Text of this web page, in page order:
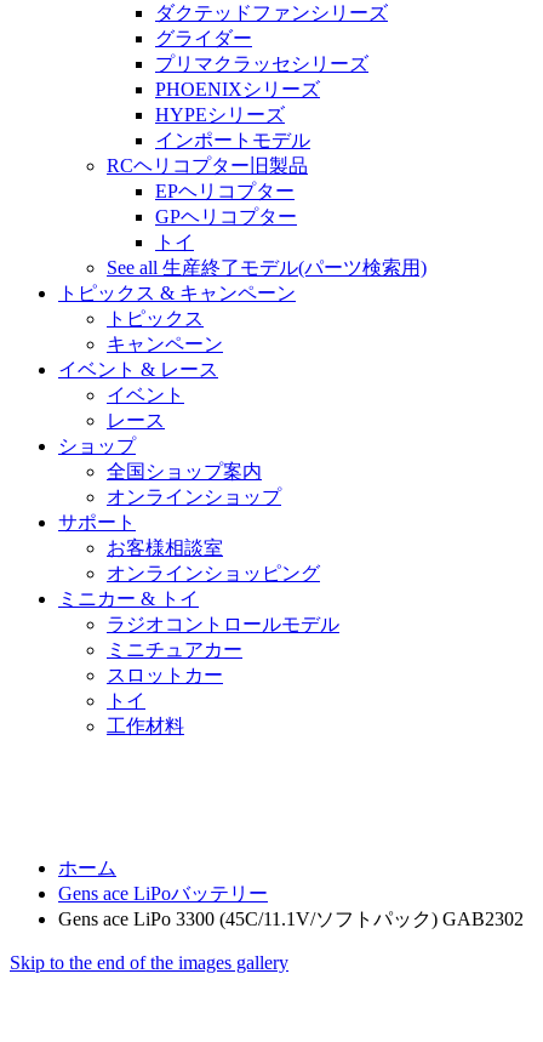
ダクテッドファンシリーズ
グライダー
プリマクラッセシリーズ
PHOENIXシリーズ
HYPEシリーズ
インポートモデル
RCヘリコプター旧製品
EPヘリコプター
GPヘリコプター
トイ
See all 生産終了モデル(パーツ検索用)
トピックス & キャンペーン
トピックス
キャンペーン
イベント & レース
イベント
レース
ショップ
全国ショップ案内
オンラインショップ
サポート
お客様相談室
オンラインショッピング
ミニカー & トイ
ラジオコントロールモデル
ミニチュアカー
スロットカー
トイ
工作材料
ホーム
Gens ace LiPoバッテリー
Gens ace LiPo 3300 (45C/11.1V/ソフトパック) GAB2302
Skip to the end of the images gallery